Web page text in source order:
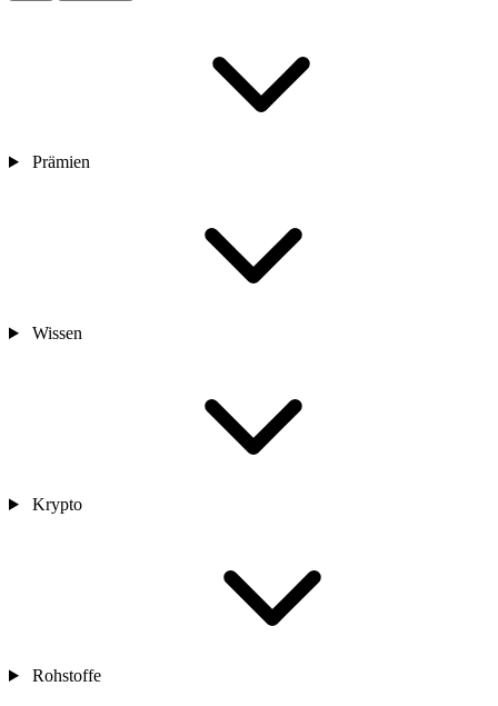
Prämien
Wissen
Krypto
Rohstoffe